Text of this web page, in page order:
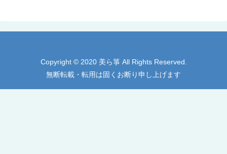
Copyright © 2020 美ら箏 All Rights Reserved.
無断転載・転用は固くお断り申し上げます